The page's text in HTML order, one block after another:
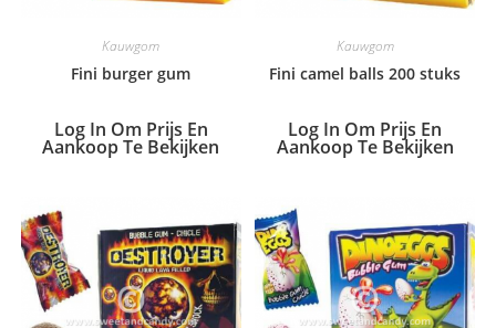
Kauwgom
Fini burger gum
Log In Om Prijs En
Aankoop Te Bekijken
Kauwgom
Fini camel balls 200 stuks
Log In Om Prijs En
Aankoop Te Bekijken